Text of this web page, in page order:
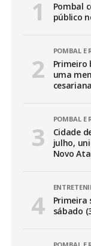
Pombal
público
POMBAL E
Primeiro
uma
cesariana
POMBAL E
Cidade
julho,
Novo
Primeira
sábado